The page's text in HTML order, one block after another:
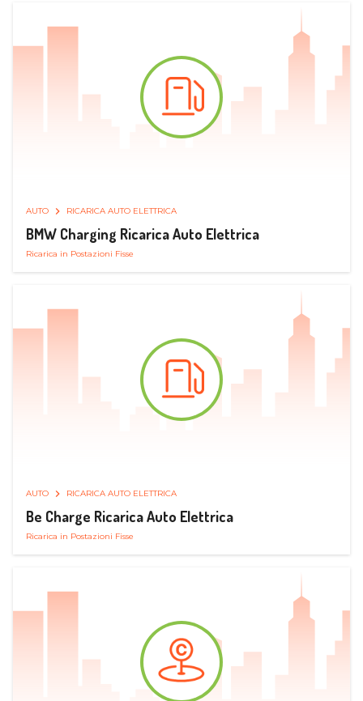
AUTO RICARICA AUTO ELETTRICA
BMW Charging Ricarica Auto Elettrica
Ricarica in Postazioni Fisse
AUTO RICARICA AUTO ELETTRICA
Be Charge Ricarica Auto Elettrica
Ricarica in Postazioni Fisse